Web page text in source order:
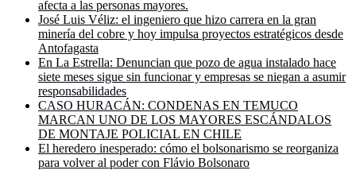
afecta a las personas mayores.
José Luis Véliz: el ingeniero que hizo carrera en la gran
minería del cobre y hoy impulsa proyectos estratégicos desde
Antofagasta
En La Estrella: Denuncian que pozo de agua instalado hace
siete meses sigue sin funcionar y empresas se niegan a asumir
responsabilidades
CASO HURACÁN: CONDENAS EN TEMUCO
MARCAN UNO DE LOS MAYORES ESCÁNDALOS
DE MONTAJE POLICIAL EN CHILE
El heredero inesperado: cómo el bolsonarismo se reorganiza
para volver al poder con Flávio Bolsonaro